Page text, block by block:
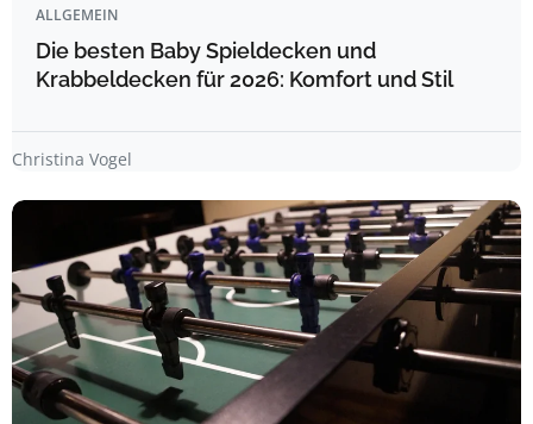
ALLGEMEIN
Die besten Baby Spieldecken und
Krabbeldecken für 2026: Komfort und Stil
Christina Vogel